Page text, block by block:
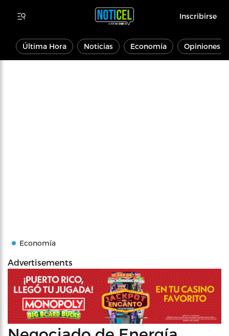
Inscribirse
Última Hora Noticias Economía Opiniones
Economía
Advertisements